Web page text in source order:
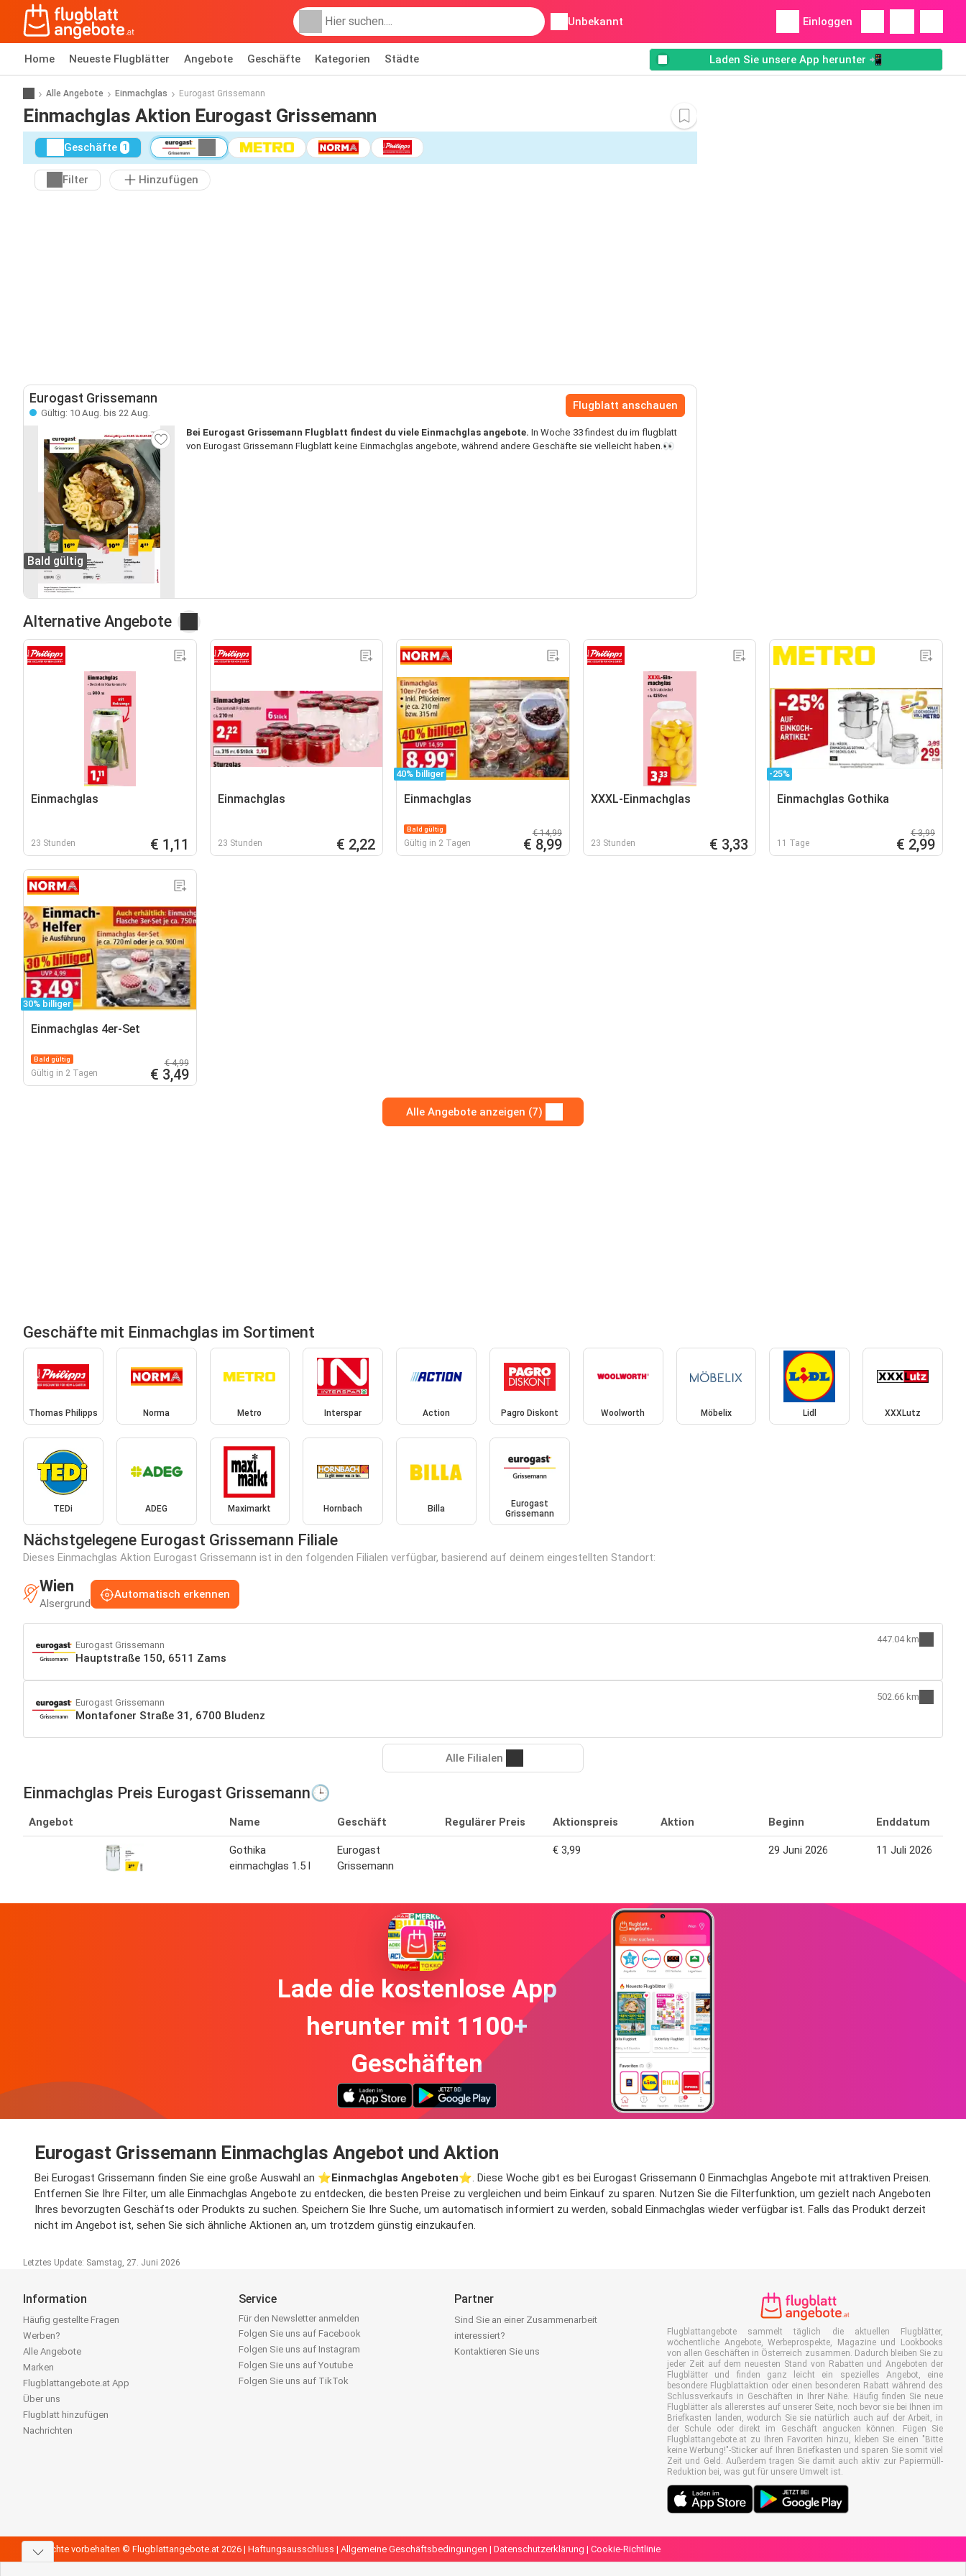
Unbekannt Einloggen
Home Neueste Flugblätter Angebote Geschäfte Kategorien Städte Laden Sie unsere App herunter 📲
Alle Angebote Einmachglas Eurogast Grissemann
Einmachglas Aktion Eurogast Grissemann
Geschäfte 1
Filter Hinzufügen
Eurogast Grissemann
Gültig: 10 Aug. bis 22 Aug.
Flugblatt anschauen
Bald gültig
Bei Eurogast Grissemann Flugblatt findest du viele Einmachglas angebote. In Woche 33 findest du im flugblatt
von Eurogast Grissemann Flugblatt keine Einmachglas angebote, während andere Geschäfte sie vielleicht haben.👀
Alternative Angebote
Einmachglas
23 Stunden € 1,11
Einmachglas
23 Stunden € 2,22
40% billiger
Einmachglas
Bald gültig
Gültig in 2 Tagen
€ 14,99
€ 8,99
XXXL-Einmachglas
23 Stunden € 3,33
-25%
Einmachglas Gothika
11 Tage
€ 3,99
€ 2,99
30% billiger
Einmachglas 4er-Set
Bald gültig
Gültig in 2 Tagen
€ 4,99
€ 3,49
Alle Angebote anzeigen (7)
Geschäfte mit Einmachglas im Sortiment
Thomas Philipps Norma Metro Interspar Action Pagro Diskont Woolworth Möbelix Lidl XXXLutz
TEDi ADEG Maximarkt Hornbach Billa
Eurogast
Grissemann
Nächstgelegene Eurogast Grissemann Filiale
Dieses Einmachglas Aktion Eurogast Grissemann ist in den folgenden Filialen verfügbar, basierend auf deinem eingestellten Standort:
Wien
Alsergrund
Automatisch erkennen
Eurogast Grissemann
Hauptstraße 150, 6511 Zams
447.04 km
Eurogast Grissemann
Montafoner Straße 31, 6700 Bludenz
502.66 km
Alle Filialen
Einmachglas Preis Eurogast Grissemann🕒
Angebot Name Geschäft Regulärer Preis Aktionspreis Aktion Beginn Enddatum
Gothika
einmachglas 1.5 l
Eurogast
Grissemann
€ 3,99 29 Juni 2026 11 Juli 2026
Lade die kostenlose App
herunter mit 1100+
Geschäften
Eurogast Grissemann Einmachglas Angebot und Aktion
Bei Eurogast Grissemann finden Sie eine große Auswahl an ⭐️Einmachglas Angeboten⭐️. Diese Woche gibt es bei Eurogast Grissemann 0 Einmachglas Angebote mit attraktiven Preisen.
Entfernen Sie Ihre Filter, um alle Einmachglas Angebote zu entdecken, die besten Preise zu vergleichen und beim Einkauf zu sparen. Nutzen Sie die Filterfunktion, um gezielt nach Angeboten
Ihres bevorzugten Geschäfts oder Produkts zu suchen. Speichern Sie Ihre Suche, um automatisch informiert zu werden, sobald Einmachglas wieder verfügbar ist. Falls das Produkt derzeit
nicht im Angebot ist, sehen Sie sich ähnliche Aktionen an, um trotzdem günstig einzukaufen.
Letztes Update: Samstag, 27. Juni 2026
Information
Häufig gestellte Fragen
Werben?
Alle Angebote
Marken
Flugblattangebote.at App
Über uns
Flugblatt hinzufügen
Nachrichten
Service
Für den Newsletter anmelden
Folgen Sie uns auf Facebook
Folgen Sie uns auf Instagram
Folgen Sie uns auf Youtube
Folgen Sie uns auf TikTok
Partner
Sind Sie an einer Zusammenarbeit
interessiert?
Kontaktieren Sie uns
Flugblattangebote sammelt täglich die aktuellen Flugblätter,
wöchentliche Angebote, Werbeprospekte, Magazine und Lookbooks
von allen Geschäften in Österreich zusammen. Dadurch bleiben Sie zu
jeder Zeit auf dem neuesten Stand von Rabatten und Angeboten der
Flugblätter und finden ganz leicht ein spezielles Angebot, eine
besondere Flugblattaktion oder einen besonderen Rabatt während des
Schlussverkaufs in Geschäften in Ihrer Nähe. Häufig finden Sie neue
Flugblätter als allererstes auf unserer Seite, noch bevor sie bei Ihnen im
Briefkasten landen, wodurch Sie sie natürlich auch auf der Arbeit, in
der Schule oder direkt im Geschäft angucken können. Fügen Sie
Flugblattangebote.at zu Ihren Favoriten hinzu, kleben Sie einen "Bitte
keine Werbung!"-Sticker auf Ihren Briefkasten und sparen Sie somit viel
Zeit und Geld. Außerdem tragen Sie damit auch aktiv zur Papiermüll-
Reduktion bei, was gut für unsere Umwelt ist.
Alle Rechte vorbehalten © Flugblattangebote.at 2026 | Haftungsausschluss | Allgemeine Geschäftsbedingungen | Datenschutzerklärung | Cookie-Richtlinie